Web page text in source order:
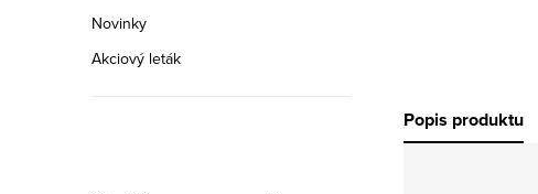
Novinky
Akciový leták
Popis produktu